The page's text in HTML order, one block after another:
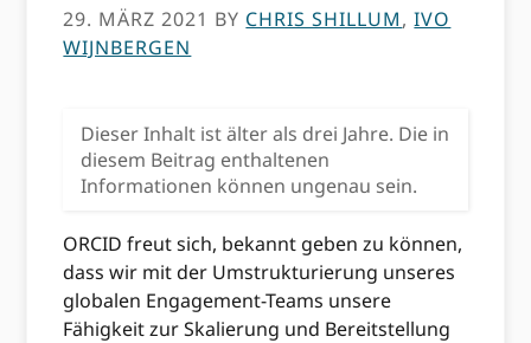
29. MÄRZ 2021 BY CHRIS SHILLUM,IVO
WIJNBERGEN
Dieser Inhalt ist älter als drei Jahre. Die in
diesem Beitrag enthaltenen
Informationen können ungenau sein.
ORCID freut sich, bekannt geben zu können,
dass wir mit der Umstrukturierung unseres
globalen Engagement-Teams unsere
Fähigkeit zur Skalierung und Bereitstellung